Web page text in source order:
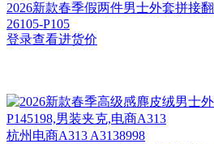
2026新款春季假两件男士外套拼接
26105-P105
登录查看进货价
杭州 电商A313 A3138998